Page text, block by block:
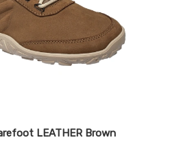
LEATHER Brown